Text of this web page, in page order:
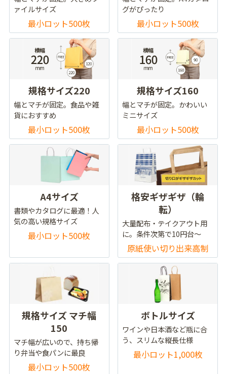
ァイルサイズ
最小ロット500枚
グがぴったり
最小ロット500枚
規格サイズ220
幅とマチが固定。食品や雑
貨におすすめ
最小ロット500枚
規格サイズ160
幅とマチが固定。かわいい
ミニサイズ
最小ロット500枚
A4サイズ
書類やカタログに最適！人
気の高い規格サイズ
最小ロット500枚
格安ギザギザ（輪
転）
大量配布・テイクアウト用
に。条件次第で10円台～
原紙使い切り出来高制
規格サイズ マチ幅
150
マチ幅が広いので、持ち帰
り弁当や食パンに最良
最小ロット500枚
ボトルサイズ
ワインや日本酒など瓶に合
う、スリムな縦長仕様
最小ロット1,000枚